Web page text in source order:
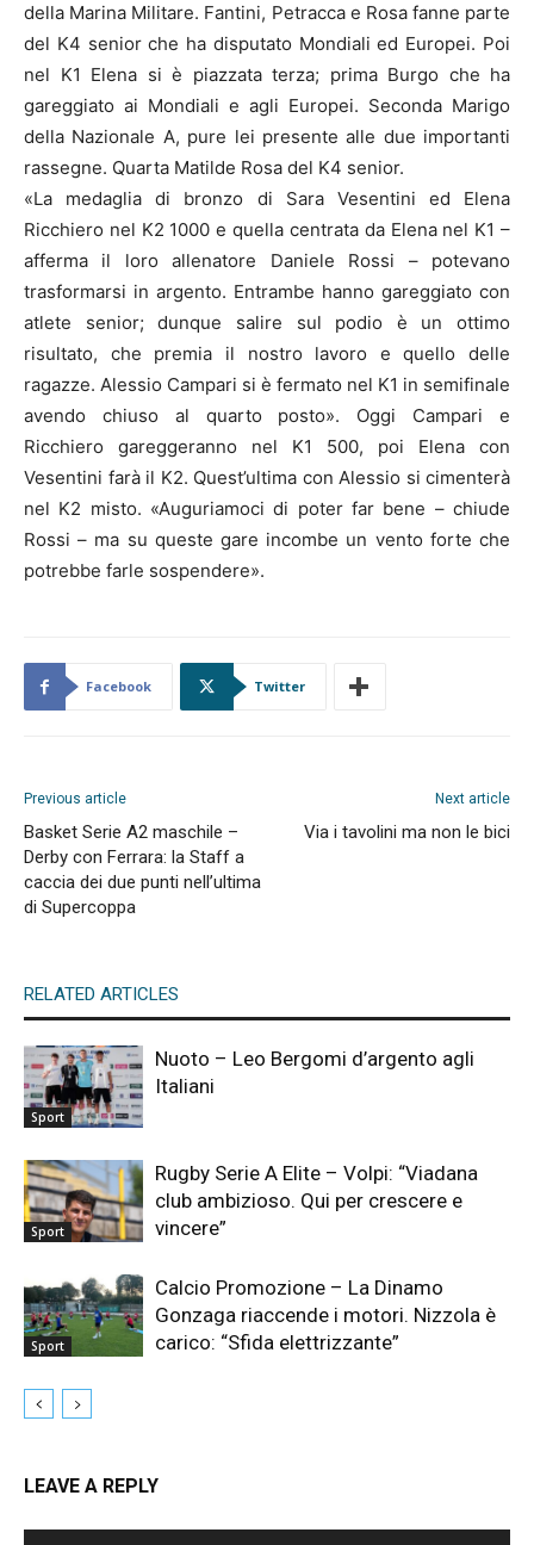
della Marina Militare. Fantini, Petracca e Rosa fanne parte
del K4 senior che ha disputato Mondiali ed Europei. Poi
nel K1 Elena si è piazzata terza; prima Burgo che ha
gareggiato ai Mondiali e agli Europei. Seconda Marigo
della Nazionale A, pure lei presente alle due importanti
rassegne. Quarta Matilde Rosa del K4 senior.
«La medaglia di bronzo di Sara Vesentini ed Elena
Ricchiero nel K2 1000 e quella centrata da Elena nel K1 –
afferma il loro allenatore Daniele Rossi – potevano
trasformarsi in argento. Entrambe hanno gareggiato con
atlete senior; dunque salire sul podio è un ottimo
risultato, che premia il nostro lavoro e quello delle
ragazze. Alessio Campari si è fermato nel K1 in semifinale
avendo chiuso al quarto posto». Oggi Campari e
Ricchiero gareggeranno nel K1 500, poi Elena con
Vesentini farà il K2. Quest’ultima con Alessio si cimenterà
nel K2 misto. «Auguriamoci di poter far bene – chiude
Rossi – ma su queste gare incombe un vento forte che
potrebbe farle sospendere».
Facebook Twitter
Previous article
Basket Serie A2 maschile –
Derby con Ferrara: la Staff a
caccia dei due punti nell’ultima
di Supercoppa
Next article
Via i tavolini ma non le bici
RELATED ARTICLES
Sport
Nuoto – Leo Bergomi d’argento agli
Italiani
Sport
Rugby Serie A Elite – Volpi: “Viadana
club ambizioso. Qui per crescere e
vincere”
Sport
Calcio Promozione – La Dinamo
Gonzaga riaccende i motori. Nizzola è
carico: “Sfida elettrizzante”
LEAVE A REPLY